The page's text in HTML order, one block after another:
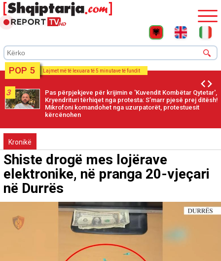
POP 5 Lajmet më të lexuara të 5 minutave të fundit
3
Pas përpjekjeve për krijimin e 'Kuvendit Kombëtar Qytetar',
Kryendrituri tërhiqet nga protesta: S’marr pjesë prej ditësh!
Mikrofoni komandohet nga uzurpatorët, protestuesit
kërcënohen
Kronikë
Shiste drogë mes lojërave
elektronike, në pranga 20-vjeçari
në Durrës